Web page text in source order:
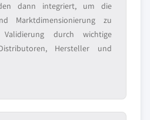
dann integriert, um die
Marktdimensionierung zu
durch wichtige
Hersteller und